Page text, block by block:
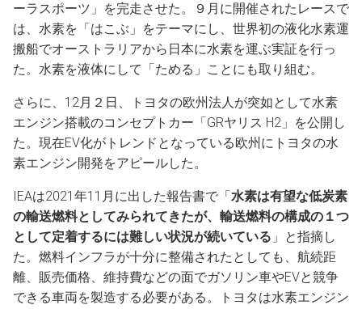
ーラスポーツ」を完走させた。９月に開催されたレースで
は、水素を「はこぶ」をテーマにし、世界初の液化水素運
搬船でオーストラリアから日本に水素を運ぶ実証を行っ
た。水素を液体にして「ためる」ことにも取り組む。
さらに、12月２日、トヨタの欧州法人が突如として水素
エンジン搭載のコンセプトカー「GRヤリス H2」を公開し
た。現在EV化がトレンドとなっている欧州にトヨタの水
素エンジン開発をアピールした。
IEAは2021年11月に出した報告書で「 水素は有望な低炭素
の輸送燃料としてみられてきたが、輸送燃料の構成の１つ
として定着するには難しい状況が続いている 」と指摘し
た。燃料インフラが十分に整備されたとしても、航続距
離、販売価格、維持費などの面でガソリン車やEVと競争
できる車両を製造する必要がある。トヨタは水素エンジン